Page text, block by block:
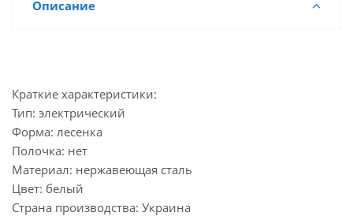
Описание
Краткие характеристики:
Тип: электрический
Форма: лесенка
Полочка: нет
Материал: нержавеющая сталь
Цвет: белый
Страна производства: Украина